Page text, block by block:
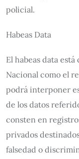
policial.
Habeas Data
El habeas data
Nacional como el
podrá interponer
de los datos
consten en
privados
falsedad o